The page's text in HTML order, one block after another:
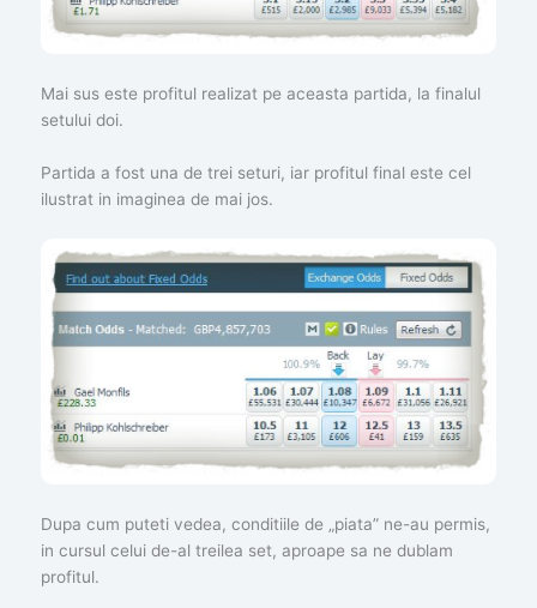
Mai sus este profitul realizat pe aceasta partida, la finalul
setului doi.
Partida a fost una de trei seturi, iar profitul final este cel
ilustrat in imaginea de mai jos.
Dupa cum puteti vedea, conditiile de „piata” ne-au permis,
in cursul celui de-al treilea set, aproape sa ne dublam
profitul.